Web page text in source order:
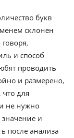
букв
склонен
и способ
проводить
и размерено,
для
не нужно
и
после анализа